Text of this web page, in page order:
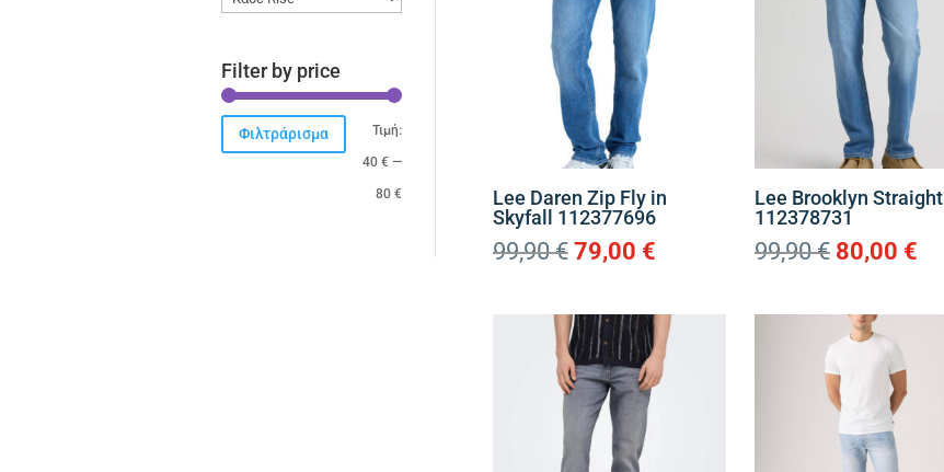
Filter by price
Ελάχιστη
τιμή
Μέγιστη
τιμή
Φιλτράρισμα Τιμή:
40 €—
80 €
Lee Daren Zip Fly in
Skyfall 112377696
99,90€ Original
99,90 €.
79,00 €Η
είναι:
79,00 €.
Lee Brooklyn Straight
112378731
99,90€ Original
99,90 €.
80,00 €